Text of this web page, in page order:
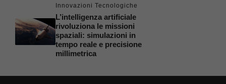
Innovazioni Tecnologiche
L’intelligenza artificiale
rivoluziona le missioni
spaziali: simulazioni in
tempo reale e precisione
millimetrica